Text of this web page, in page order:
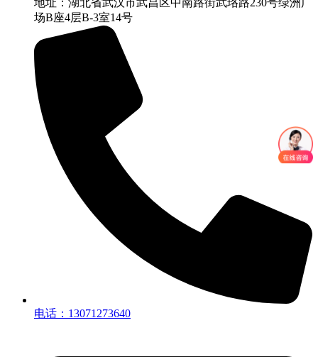
地址：湖北省武汉市武昌区中南路街武珞路230号绿洲广
场B座4层B-3室14号
电话：13071273640